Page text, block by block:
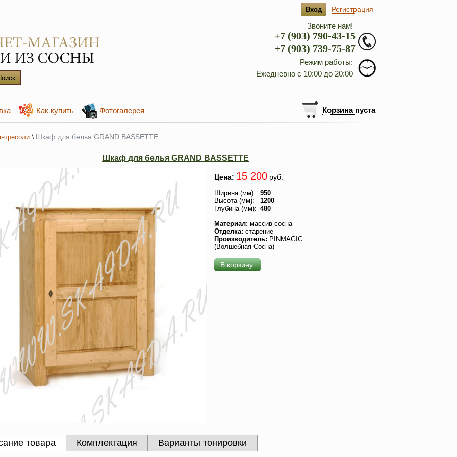
Вход Регистрация
Звоните нам!
+7 (903) 790-43-15
+7 (903) 739-75-87
Режим работы:
Ежедневно с 10:00 до 20:00
Как купить Фотогалерея Корзина пуста
\ Шкаф для белья GRAND BASSETTE
Шкаф для белья GRAND BASSETTE
Цена: 15 200руб.
Ширина (мм):
950
Высота (мм):
1200
Глубина (мм): 480
Материал: массив сосна
Отделка: старение
Производитель: PINMAGIC
(Волшебная Сосна)
В корзину
товара Комплектация Варианты тонировки